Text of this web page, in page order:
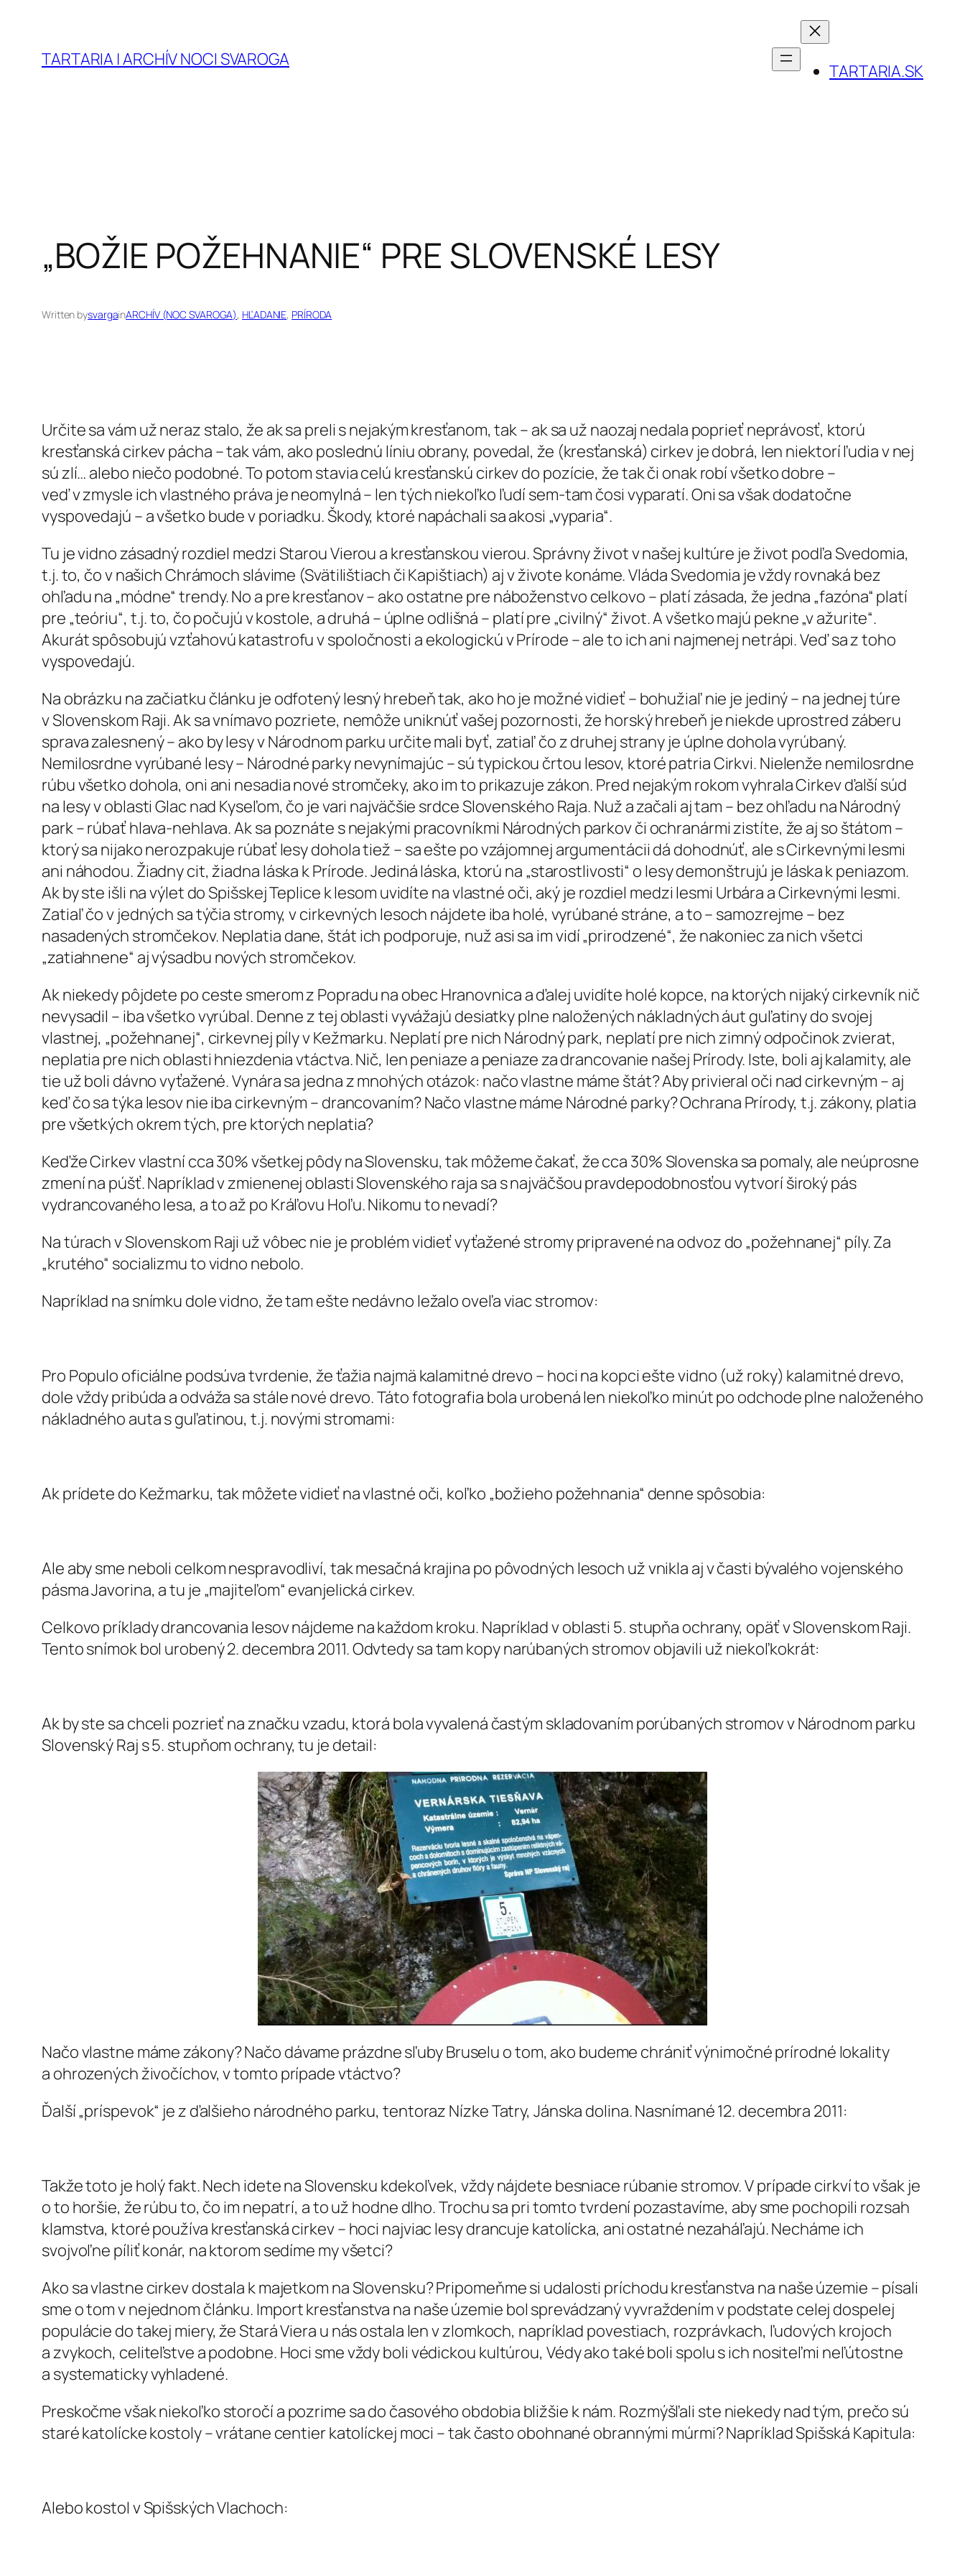
obsahTARTARIA | ARCHÍV NOCI SVAROGA
TARTARIA.SK
„BOŽIE POŽEHNANIE“ PRE SLOVENSKÉ LESY
Written bysvargainARCHÍV (NOC SVAROGA), HĽADANIE, PRÍRODA
Určite sa vám už neraz stalo, že ak sa preli s nejakým kresťanom, tak – ak sa už naozaj nedala poprieť neprávosť, ktorú
kresťanská cirkev pácha – tak vám, ako poslednú líniu obrany, povedal, že (kresťanská) cirkev je dobrá, len niektorí ľudia v nej
sú zlí… alebo niečo podobné. To potom stavia celú kresťanskú cirkev do pozície, že tak či onak robí všetko dobre –
veď v zmysle ich vlastného práva je neomylná – len tých niekoľko ľudí sem-tam čosi vyparatí. Oni sa však dodatočne
vyspovedajú – a všetko bude v poriadku. Škody, ktoré napáchali sa akosi „vyparia“.
Tu je vidno zásadný rozdiel medzi Starou Vierou a kresťanskou vierou. Správny život v našej kultúre je život podľa Svedomia,
t.j. to, čo v našich Chrámoch slávime (Svätilištiach či Kapištiach) aj v živote konáme. Vláda Svedomia je vždy rovnaká bez
ohľadu na „módne“ trendy. No a pre kresťanov – ako ostatne pre náboženstvo celkovo – platí zásada, že jedna „fazóna“ platí
pre „teóriu“, t.j. to, čo počujú v kostole, a druhá – úplne odlišná – platí pre „civilný“ život. A všetko majú pekne „v ažurite“.
Akurát spôsobujú vzťahovú katastrofu v spoločnosti a ekologickú v Prírode – ale to ich ani najmenej netrápi. Veď sa z toho
vyspovedajú.
Na obrázku na začiatku článku je odfotený lesný hrebeň tak, ako ho je možné vidieť – bohužiaľ nie je jediný – na jednej túre
v Slovenskom Raji. Ak sa vnímavo pozriete, nemôže uniknúť vašej pozornosti, že horský hrebeň je niekde uprostred záberu
sprava zalesnený – ako by lesy v Národnom parku určite mali byť, zatiaľ čo z druhej strany je úplne dohola vyrúbaný.
Nemilosrdne vyrúbané lesy – Národné parky nevynímajúc – sú typickou črtou lesov, ktoré patria Cirkvi. Nielenže nemilosrdne
rúbu všetko dohola, oni ani nesadia nové stromčeky, ako im to prikazuje zákon. Pred nejakým rokom vyhrala Cirkev ďalší súd
na lesy v oblasti Glac nad Kyseľom, čo je vari najväčšie srdce Slovenského Raja. Nuž a začali aj tam – bez ohľadu na Národný
park – rúbať hlava-nehlava. Ak sa poznáte s nejakými pracovníkmi Národných parkov či ochranármi zistíte, že aj so štátom –
ktorý sa nijako nerozpakuje rúbať lesy dohola tiež – sa ešte po vzájomnej argumentácii dá dohodnúť, ale s Cirkevnými lesmi
ani náhodou. Žiadny cit, žiadna láska k Prírode. Jediná láska, ktorú na „starostlivosti“ o lesy demonštrujú je láska k peniazom.
Ak by ste išli na výlet do Spišskej Teplice k lesom uvidíte na vlastné oči, aký je rozdiel medzi lesmi Urbára a Cirkevnými lesmi.
Zatiaľ čo v jedných sa týčia stromy, v cirkevných lesoch nájdete iba holé, vyrúbané stráne, a to – samozrejme – bez
nasadených stromčekov. Neplatia dane, štát ich podporuje, nuž asi sa im vidí „prirodzené“, že nakoniec za nich všetci
„zatiahnene“ aj výsadbu nových stromčekov.
Ak niekedy pôjdete po ceste smerom z Popradu na obec Hranovnica a ďalej uvidíte holé kopce, na ktorých nijaký cirkevník nič
nevysadil – iba všetko vyrúbal. Denne z tej oblasti vyvážajú desiatky plne naložených nákladných áut guľatiny do svojej
vlastnej, „požehnanej“, cirkevnej píly v Kežmarku. Neplatí pre nich Národný park, neplatí pre nich zimný odpočinok zvierat,
neplatia pre nich oblasti hniezdenia vtáctva. Nič, len peniaze a peniaze za drancovanie našej Prírody. Iste, boli aj kalamity, ale
tie už boli dávno vyťažené. Vynára sa jedna z mnohých otázok: načo vlastne máme štát? Aby privieral oči nad cirkevným – aj
keď čo sa týka lesov nie iba cirkevným – drancovaním? Načo vlastne máme Národné parky? Ochrana Prírody, t.j. zákony, platia
pre všetkých okrem tých, pre ktorých neplatia?
Keďže Cirkev vlastní cca 30% všetkej pôdy na Slovensku, tak môžeme čakať, že cca 30% Slovenska sa pomaly, ale neúprosne
zmení na púšť. Napríklad v zmienenej oblasti Slovenského raja sa s najväčšou pravdepodobnosťou vytvorí široký pás
vydrancovaného lesa, a to až po Kráľovu Hoľu. Nikomu to nevadí?
Na túrach v Slovenskom Raji už vôbec nie je problém vidieť vyťažené stromy pripravené na odvoz do „požehnanej“ píly. Za
„krutého“ socializmu to vidno nebolo.
Napríklad na snímku dole vidno, že tam ešte nedávno ležalo oveľa viac stromov:
Pro Populo oficiálne podsúva tvrdenie, že ťažia najmä kalamitné drevo – hoci na kopci ešte vidno (už roky) kalamitné drevo,
dole vždy pribúda a odváža sa stále nové drevo. Táto fotografia bola urobená len niekoľko minút po odchode plne naloženého
nákladného auta s guľatinou, t.j. novými stromami:
Ak prídete do Kežmarku, tak môžete vidieť na vlastné oči, koľko „božieho požehnania“ denne spôsobia:
Ale aby sme neboli celkom nespravodliví, tak mesačná krajina po pôvodných lesoch už vnikla aj v časti bývalého vojenského
pásma Javorina, a tu je „majiteľom“ evanjelická cirkev.
Celkovo príklady drancovania lesov nájdeme na každom kroku. Napríklad v oblasti 5. stupňa ochrany, opäť v Slovenskom Raji.
Tento snímok bol urobený 2. decembra 2011. Odvtedy sa tam kopy narúbaných stromov objavili už niekoľkokrát:
Ak by ste sa chceli pozrieť na značku vzadu, ktorá bola vyvalená častým skladovaním porúbaných stromov v Národnom parku
Slovenský Raj s 5. stupňom ochrany, tu je detail:
Načo vlastne máme zákony? Načo dávame prázdne sľuby Bruselu o tom, ako budeme chrániť výnimočné prírodné lokality
a ohrozených živočíchov, v tomto prípade vtáctvo?
Ďalší „príspevok“ je z ďalšieho národného parku, tentoraz Nízke Tatry, Jánska dolina. Nasnímané 12. decembra 2011:
Takže toto je holý fakt. Nech idete na Slovensku kdekoľvek, vždy nájdete besniace rúbanie stromov. V prípade cirkví to však je
o to horšie, že rúbu to, čo im nepatrí, a to už hodne dlho. Trochu sa pri tomto tvrdení pozastavíme, aby sme pochopili rozsah
klamstva, ktoré používa kresťanská cirkev – hoci najviac lesy drancuje katolícka, ani ostatné nezaháľajú. Necháme ich
svojvoľne píliť konár, na ktorom sedíme my všetci?
Ako sa vlastne cirkev dostala k majetkom na Slovensku? Pripomeňme si udalosti príchodu kresťanstva na naše územie – písali
sme o tom v nejednom článku. Import kresťanstva na naše územie bol sprevádzaný vyvraždením v podstate celej dospelej
populácie do takej miery, že Stará Viera u nás ostala len v zlomkoch, napríklad povestiach, rozprávkach, ľudových krojoch
a zvykoch, celiteľstve a podobne. Hoci sme vždy boli védickou kultúrou, Védy ako také boli spolu s ich nositeľmi neľútostne
a systematicky vyhladené.
Preskočme však niekoľko storočí a pozrime sa do časového obdobia bližšie k nám. Rozmýšľali ste niekedy nad tým, prečo sú
staré katolícke kostoly – vrátane centier katolíckej moci – tak často obohnané obrannými múrmi? Napríklad Spišská Kapitula:
Alebo kostol v Spišských Vlachoch: